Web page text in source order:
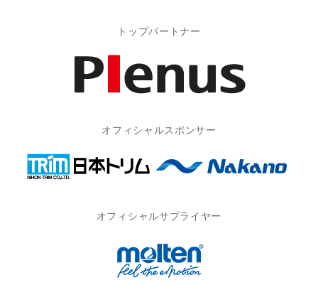
トップパートナー
オフィシャルスポンサー
オフィシャルサプライヤー